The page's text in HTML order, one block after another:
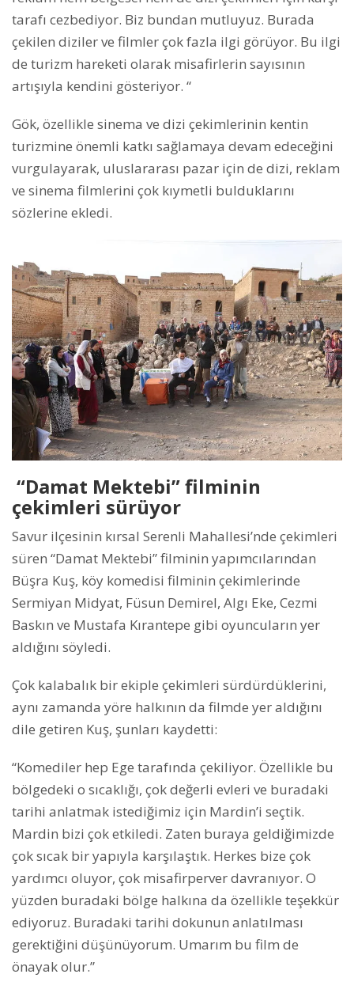
tarafı cezbediyor. Biz bundan mutluyuz. Burada
çekilen diziler ve filmler çok fazla ilgi görüyor. Bu ilgi
de turizm hareketi olarak misafirlerin sayısının
artışıyla kendini gösteriyor. “
Gök, özellikle sinema ve dizi çekimlerinin kentin
turizmine önemli katkı sağlamaya devam edeceğini
vurgulayarak, uluslararası pazar için de dizi, reklam
ve sinema filmlerini çok kıymetli bulduklarını
sözlerine ekledi.
“Damat Mektebi” filminin
çekimleri sürüyor
Savur ilçesinin kırsal Serenli Mahallesi’nde çekimleri
süren “Damat Mektebi” filminin yapımcılarından
Büşra Kuş, köy komedisi filminin çekimlerinde
Sermiyan Midyat, Füsun Demirel, Algı Eke, Cezmi
Baskın ve Mustafa Kırantepe gibi oyuncuların yer
aldığını söyledi.
Çok kalabalık bir ekiple çekimleri sürdürdüklerini,
aynı zamanda yöre halkının da filmde yer aldığını
dile getiren Kuş, şunları kaydetti:
“Komediler hep Ege tarafında çekiliyor. Özellikle bu
bölgedeki o sıcaklığı, çok değerli evleri ve buradaki
tarihi anlatmak istediğimiz için Mardin’i seçtik.
Mardin bizi çok etkiledi. Zaten buraya geldiğimizde
çok sıcak bir yapıyla karşılaştık. Herkes bize çok
yardımcı oluyor, çok misafirperver davranıyor. O
yüzden buradaki bölge halkına da özellikle teşekkür
ediyoruz. Buradaki tarihi dokunun anlatılması
gerektiğini düşünüyorum. Umarım bu film de
önayak olur.”